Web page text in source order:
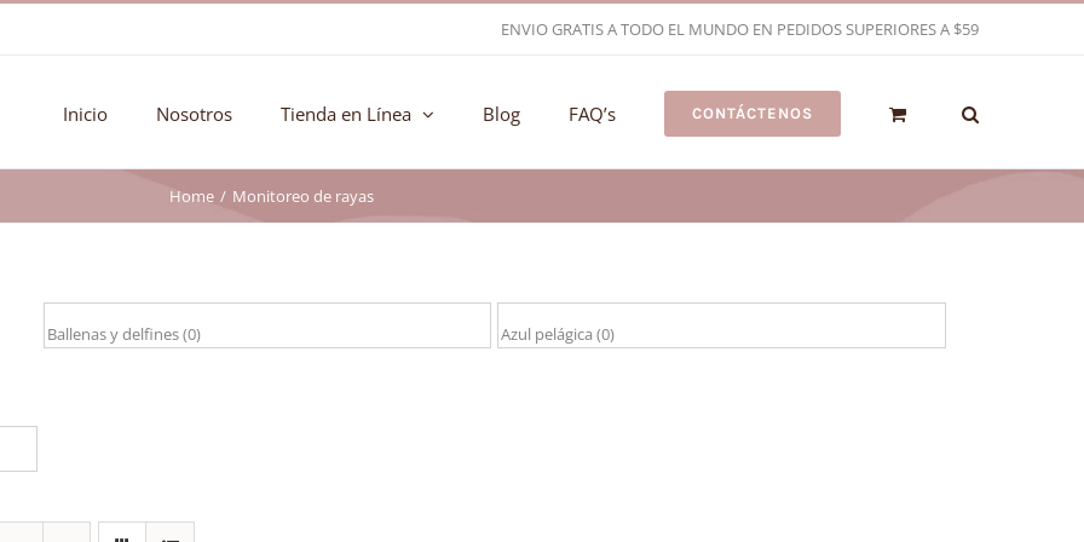
ENVIO GRATIS A TODO EL MUNDO EN PEDIDOS SUPERIORES A $59
Inicio Nosotros Tienda en Línea Blog FAQ’s CONTÁCTENOS
Home Monitoreo de rayas